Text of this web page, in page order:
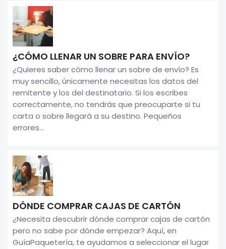
¿CÓMO LLENAR UN SOBRE PARA ENVÍO?
¿Quieres saber cómo llenar un sobre de envío? Es
muy sencillo, únicamente necesitas los datos del
remitente y los del destinatario. Si los escribes
correctamente, no tendrás que preocuparte si tu
carta o sobre llegará a su destino. Pequeños
errores...
DÓNDE COMPRAR CAJAS DE CARTÓN
¿Necesita descubrir dónde comprar cajas de cartón
pero no sabe por dónde empezar? Aquí, en
GuíaPaquetería, te ayudamos a seleccionar el lugar